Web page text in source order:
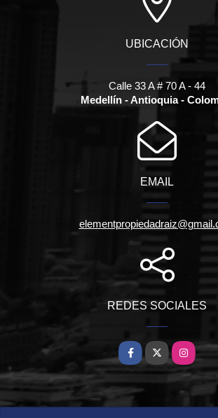
UBICACIÓN
Calle 33 A # 70 A - 44
Medellín - Antioquia -
EMAIL
REDES SOCIALES
Facebook
X Instagram